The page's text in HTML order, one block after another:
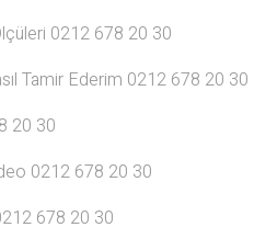
0212 678 20 30
Tamir Ederim 0212 678 20 30
20 30
0212 678 20 30
678 20 30